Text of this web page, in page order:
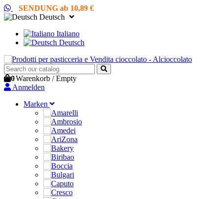
SENDUNG ab 10,89 €
Deutsch
Italiano
Deutsch
0Warenkorb /Empty
Anmelden
Marken